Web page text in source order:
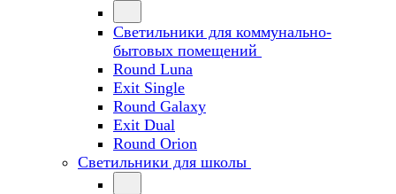
Светильники для коммунально-
бытовых помещений
Round Luna
Exit Single
Round Galaxy
Exit Dual
Round Orion
Светильники для школы